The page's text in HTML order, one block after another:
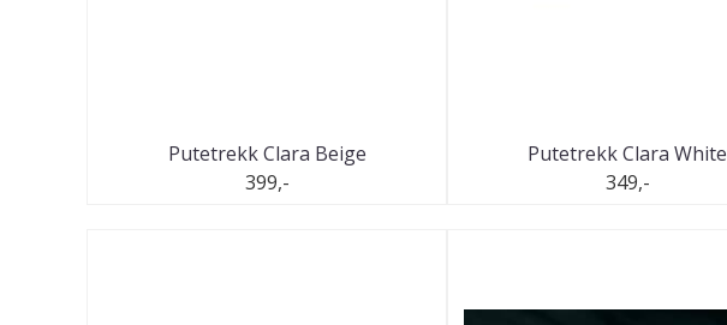
Putetrekk Clara Beige
399,-
Putetrekk Clara White
349,-